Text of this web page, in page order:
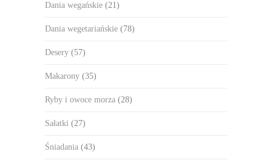
Dania wegańskie (21)
Dania wegetariańskie (78)
Desery (57)
Makarony (35)
Ryby i owoce morza (28)
Sałatki (27)
Śniadania (43)